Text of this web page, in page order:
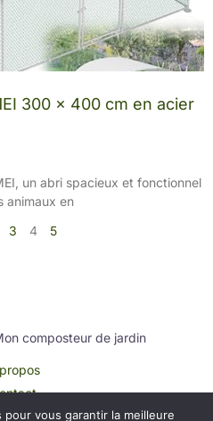
300 x 400 cm en acier
un abri spacieux et fonctionnel
animaux en
3 4 5
composteur de jardin
du sitevous garantir la meilleure